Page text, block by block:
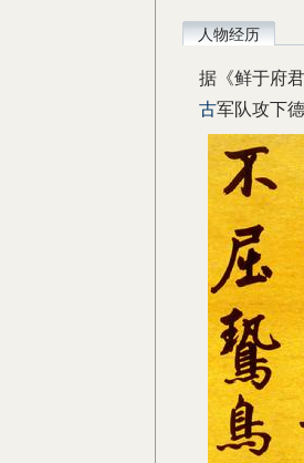
人物经历
据《鲜于府
古军队攻下